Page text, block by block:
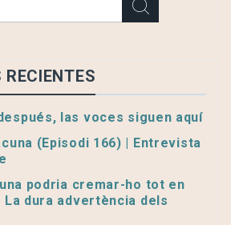
las voces siguen aquí
(Episodi 166) | Entrevista
podria cremar-ho tot en
La dura advertència dels